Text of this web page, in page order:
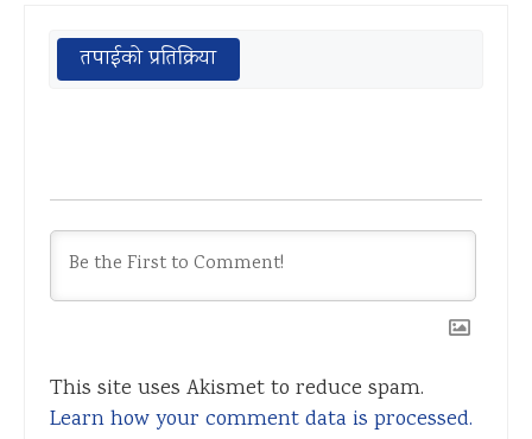
तपाईको प्रतिक्रिया
This site uses Akismet to reduce spam.
Learn how your comment data is processed.